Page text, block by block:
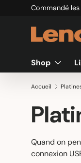
Retour gratuit
Shop
Accueil
Quand on
connexion